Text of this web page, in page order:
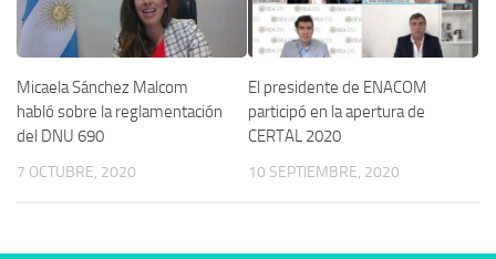
Micaela Sánchez Malcom
habló sobre la reglamentación
del DNU 690
7 OCTUBRE, 2020
El presidente de ENACOM
participó en la apertura de
CERTAL 2020
10 SEPTIEMBRE, 2020